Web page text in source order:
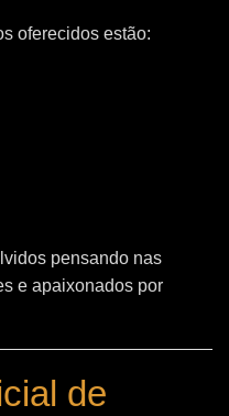
oferecidos estão:
pensando nas
e apaixonados por
de